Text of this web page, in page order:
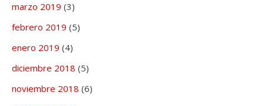
marzo 2019 (3)
febrero 2019 (5)
enero 2019 (4)
diciembre 2018 (5)
noviembre 2018 (6)